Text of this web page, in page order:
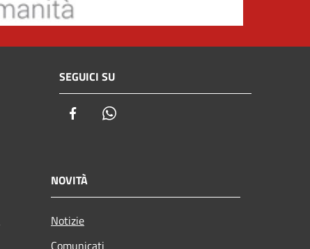
SEGUICI SU
Facebook
NOVITÀ
Notizie
Comunicati